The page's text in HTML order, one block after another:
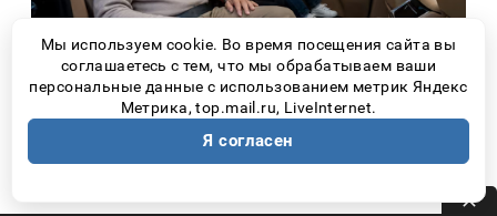
3. Дорога должна помогать водителю, а не
утомлять его
Мы используем cookie. Во время посещения сайта вы
соглашаетесь с тем, что мы обрабатываем ваши
персональные данные с использованием метрик Яндекс
Метрика, top.mail.ru, LiveInternet.
Я согласен